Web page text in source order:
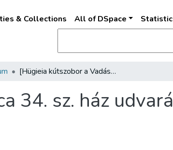
& Collections All of DSpace
[Hügieia kútszobor a Vadász utca 34. sz. ház udvarán a ház részletével]
34. sz. ház